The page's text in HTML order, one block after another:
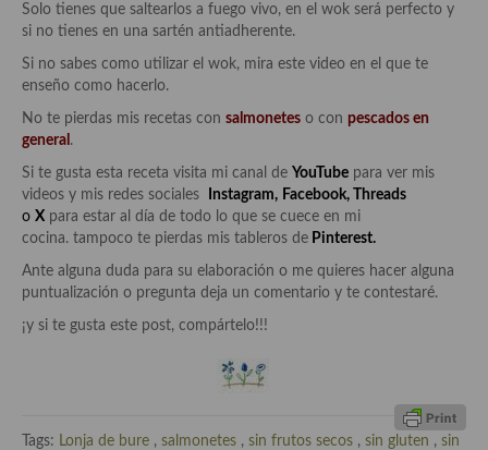
Cocina Aragonesa
Cocina Asturiana
Cocina Balear
Cocina Castellana
Cocina Castilla – La Mancha
Cocina Catalana
Cocina Extremeña
Solo tienes que saltearlos a fuego vivo, en el wok será perfecto y
si no tienes en una sartén antiadherente.
Si no sabes como utilizar el wok, mira este video en el que te
enseño como hacerlo.
No te pierdas mis recetas con salmonetes o con pescados en
general .
Si te gusta esta receta visita mi canal de YouTube para ver mis
videos y mis redes sociales
Instagram, Facebook, Threads
o X para estar al día de todo lo que se cuece en mi
cocina. tampoco te pierdas mis tableros de Pinterest.
Ante alguna duda para su elaboración o me quieres hacer alguna
puntualización o pregunta deja un comentario y te contestaré.
¡y si te gusta este post, compártelo!!!
Tags: Lonja de bure , salmonetes , sin frutos secos , sin gluten , sin